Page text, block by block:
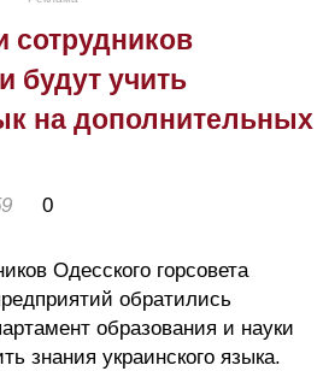
будут учить
на дополнительных
0
Одесского горсовета
обратились
образования и науки
знания украинского языка.